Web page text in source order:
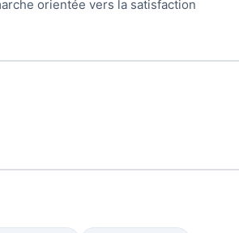
orientée vers la satisfaction